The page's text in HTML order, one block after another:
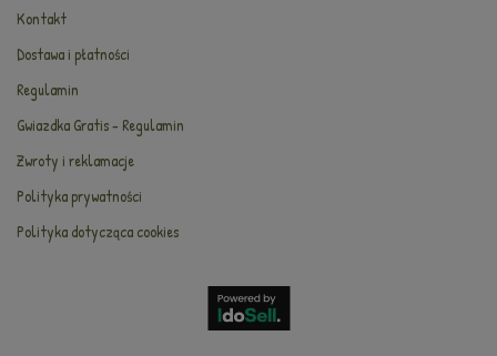
Kontakt
Dostawa i płatności
Regulamin
Gwiazdka Gratis - Regulamin
Zwroty i reklamacje
Polityka prywatności
Polityka dotycząca cookies